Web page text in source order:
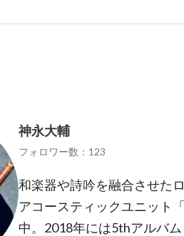
神永大輔
フォロワー数：123
和楽器や詩吟を融合させた
アコースティックユニット
中。2018年には5thアルバ